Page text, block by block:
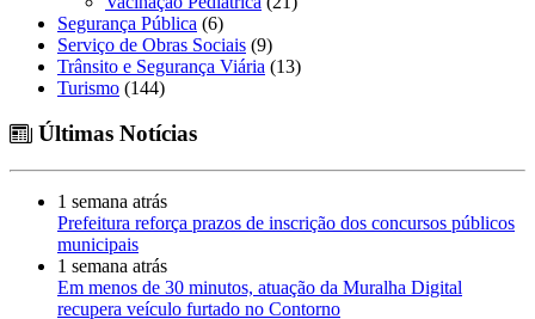
Segurança Pública (6)
Serviço de Obras Sociais (9)
Trânsito e Segurança Viária (13)
Turismo (144)
Últimas Notícias
1 semana atrás
Prefeitura reforça prazos de inscrição dos concursos públicos
municipais
1 semana atrás
Em menos de 30 minutos, atuação da Muralha Digital
recupera veículo furtado no Contorno